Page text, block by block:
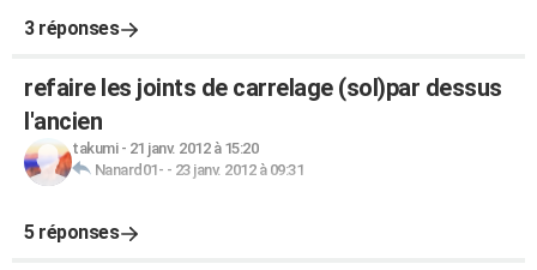
3 réponses
refaire les joints de carrelage (sol)par dessus
l'ancien
takumi- 21 janv. 2012 à 15:20
Nanard01- - 23 janv. 2012 à 09:31
5 réponses